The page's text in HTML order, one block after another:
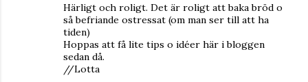
Härligt och roligt. Det är roligt att baka bröd o
så befriande ostressat (om man ser till att ha
tiden)
Hoppas att få lite tips o idéer här i bloggen
sedan då.
//Lotta